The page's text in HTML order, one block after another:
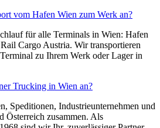
vom Hafen Wien zum Werk an?
für alle Terminals in Wien: Hafen
Cargo Austria. Wir transportieren
zu Ihrem Werk oder Lager in
Trucking in Wien an?
Speditionen, Industrieunternehmen und
Österreich zusammen. Als